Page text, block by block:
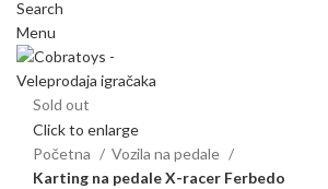
Search
Menu
Sold out
Click to enlarge
Početna
Vozila na pedale
Karting na pedale X-racer Ferbedo